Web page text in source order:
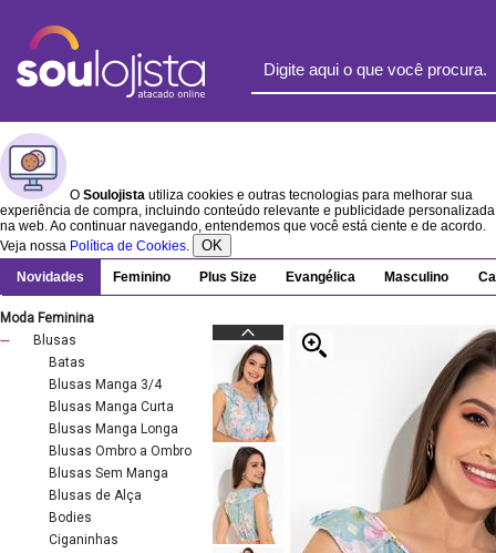
O Soulojista utiliza cookies e outras tecnologias para melhorar sua
experiência de compra, incluindo conteúdo relevante e publicidade personalizada
na web. Ao continuar navegando, entendemos que você está ciente e de acordo.
Veja nossa Política de Cookies. OK
Novidades Feminino Plus Size Evangélica Masculino
Moda Feminina
Blusas
Batas
Blusas Manga 3/4
Blusas Manga Curta
Blusas Manga Longa
Blusas Ombro a Ombro
Blusas Sem Manga
Blusas de Alça
Bodies
Ciganinhas